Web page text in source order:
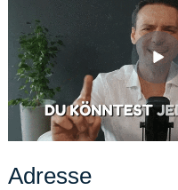
Adresse